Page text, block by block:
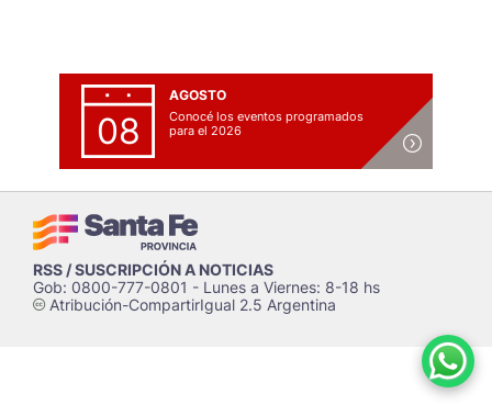
08
AGOSTO
Conocé los eventos programados
para el 2026
RSS / SUSCRIPCIÓN A NOTICIAS
Gob: 0800-777-0801 - Lunes a Viernes: 8-18 hs
cAtribución-CompartirIgual 2.5 Argentina